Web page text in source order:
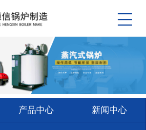
产品中心 新闻中心